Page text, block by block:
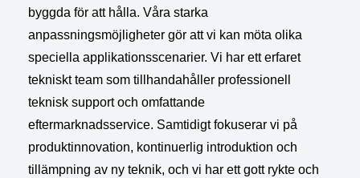
byggda för att hålla. Våra starka
anpassningsmöjligheter gör att vi kan möta olika
speciella applikationsscenarier. Vi har ett erfaret
tekniskt team som tillhandahåller professionell
teknisk support och omfattande
eftermarknadsservice. Samtidigt fokuserar vi på
produktinnovation, kontinuerlig introduktion och
tillämpning av ny teknik, och vi har ett gott rykte och